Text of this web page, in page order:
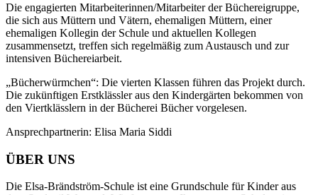
Die engagierten Mitarbeiterinnen/Mitarbeiter der Büchereigruppe,
die sich aus Müttern und Vätern, ehemaligen Müttern, einer
ehemaligen Kollegin der Schule und aktuellen Kollegen
zusammensetzt, treffen sich regelmäßig zum Austausch und zur
intensiven Büchereiarbeit.
„Bücherwürmchen“: Die vierten Klassen führen das Projekt durch.
Die zukünftigen Erstklässler aus den Kindergärten bekommen von
den Viertklässlern in der Bücherei Bücher vorgelesen.
Ansprechpartnerin: Elisa Maria Siddi
ÜBER UNS
Die Elsa-Brändström-Schule ist eine Grundschule für Kinder aus